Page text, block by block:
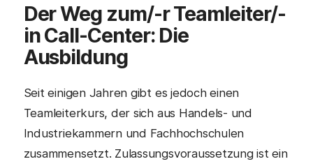
Der Weg zum/-rTeamleiter/-
in Call-Center: Die
Ausbildung
Seit einigen Jahren gibt es jedoch einen
Teamleiterkurs, der sich aus Handels- und
Industriekammern und Fachhochschulen
zusammensetzt. Zulassungsvoraussetzung ist ein